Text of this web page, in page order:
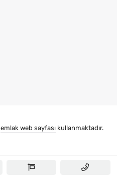
emlak web sayfasıkullanmaktadır.